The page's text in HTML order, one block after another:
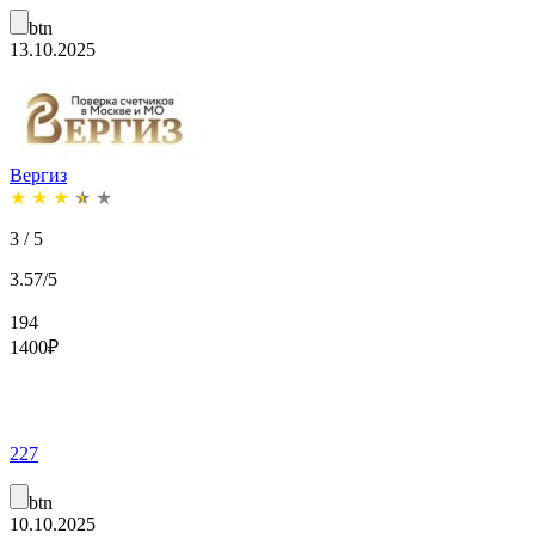
btn
13.10.2025
Вергиз
★ ★ ★ ★ ★
3 / 5
3.57/5
194
1400₽
227
btn
10.10.2025